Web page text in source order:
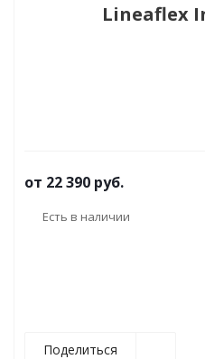
Lineaflex
от 22 390 руб.
Есть в наличии
Поделиться